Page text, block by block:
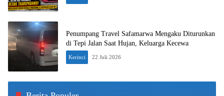
Penumpang Travel Safamarwa Mengaku Diturunkan
di Tepi Jalan Saat Hujan, Keluarga Kecewa
Kerinci 22 Juli 2026